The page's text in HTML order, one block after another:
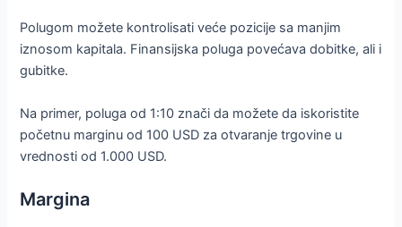
Polugom možete kontrolisati veće pozicije sa manjim
iznosom kapitala. Finansijska poluga povećava dobitke, ali i
gubitke.
Na primer, poluga od 1:10 znači da možete da iskoristite
početnu marginu od 100 USD za otvaranje trgovine u
vrednosti od 1.000 USD.
Margina